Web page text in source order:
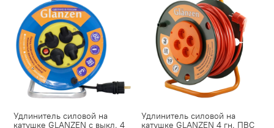
Удлинитель силовой на
катушке GLANZEN с выкл. 4
Удлинитель силовой на
катушке GLANZEN 4 гн. ПВС